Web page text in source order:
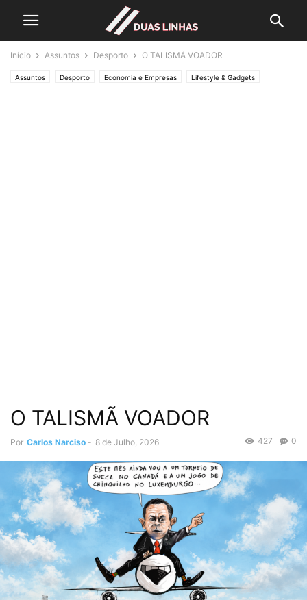
Início Assuntos Desporto O TALISMÃ VOADOR
Assuntos Desporto Economia e Empresas Lifestyle & Gadgets
O TALISMÃ VOADOR
Por Carlos Narciso - 8 de Julho, 2026 0
427